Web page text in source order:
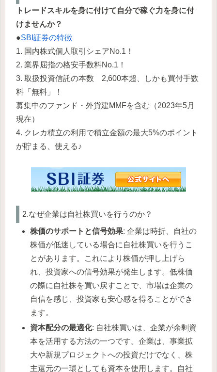
トレードスキルを身に付けて自分で稼ぐ力を身に付
けませんか？
●SBI証券の特徴
1. 国内株式個人取引シェアNo.1！
2. 業界屈指の格安手数料No.1！
3. 取扱投資信託の本数 2,600本超、しかも買付手数
料「無料」！
募集中のファンド・外貨建MMFを含む（2023年5月
現在）
4. クレカ積立の利用で積立金額の最大5%のポイント
が貯まる、使える♪
2.なぜ企業は自社株買いを行うのか？
株価のサポートと信号効果: 企業は時折、自社の
株価が低迷している場合に自社株買いを行うこ
とがあります。これにより株価が押し上げら
れ、投資家への信号効果が発生します。低株価
の際に自社株を買い戻すことで、市場は企業の
自信を感じ、投資家も安心感を得ることができ
ます。
資本配分の最適化: 自社株買いは、企業が余剰資
本を活用する方法の一つです。企業は、事業拡
大や新規プロジェクトへの投資だけでなく、株
主還元の一環としても資本を使用します。自社